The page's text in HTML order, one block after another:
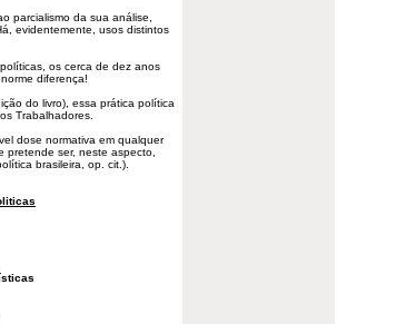
parcialismo da sua análise,
evidentemente, usos distintos
os cerca de dez anos
diferença!
do livro), essa prática política
Trabalhadores.
dose normativa em qualquer
pretende ser, neste aspecto,
brasileira, op. cit.).